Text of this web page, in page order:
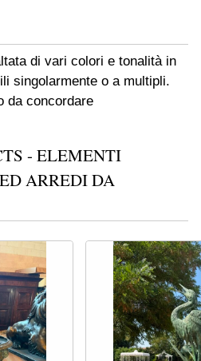
di vari colori e tonalità in
singolarmente o a multipli.
da concordare
- ELEMENTI
ARREDI DA